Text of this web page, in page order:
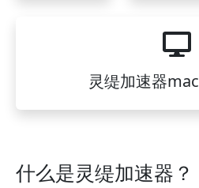
灵缇加速器
什么是灵缇加速器？